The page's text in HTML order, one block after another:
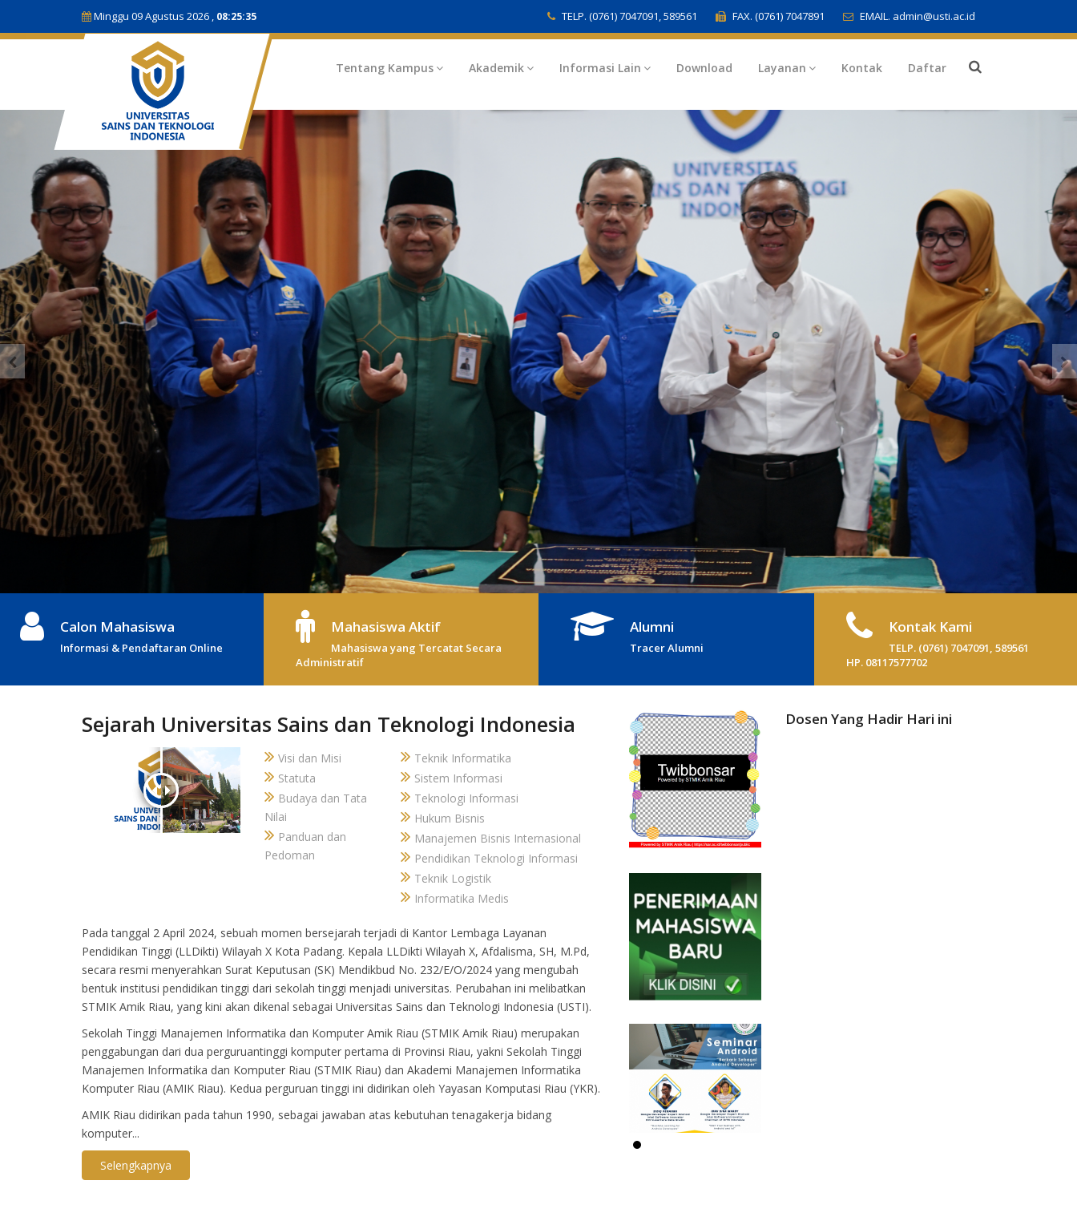
Minggu 09 Agustus 2026 , 08:25:36 TELP. (0761) 7047091, 589561 FAX. (0761) 7047891 EMAIL. admin@usti.ac.id
Tentang Kampus Akademik Informasi Lain Download Layanan Kontak Daftar
Calon Mahasiswa
Informasi & Pendaftaran Online
Mahasiswa Aktif
Mahasiswa yang Tercatat Secara
Administratif
Alumni
Tracer Alumni
Kontak Kami
TELP. (0761) 7047091, 589561
HP. 08117577702
Sejarah Universitas Sains dan Teknologi Indonesia
Visi dan Misi
Statuta
Budaya dan Tata
Nilai
Panduan dan
Pedoman
Teknik Informatika
Sistem Informasi
Teknologi Informasi
Hukum Bisnis
Manajemen Bisnis Internasional
Pendidikan Teknologi Informasi
Teknik Logistik
Informatika Medis
Pada tanggal 2 April 2024, sebuah momen bersejarah terjadi di Kantor Lembaga Layanan
Pendidikan Tinggi (LLDikti) Wilayah X Kota Padang. Kepala LLDikti Wilayah X, Afdalisma, SH, M.Pd,
secara resmi menyerahkan Surat Keputusan (SK) Mendikbud No. 232/E/O/2024 yang mengubah
bentuk institusi pendidikan tinggi dari sekolah tinggi menjadi universitas. Perubahan ini melibatkan
STMIK Amik Riau, yang kini akan dikenal sebagai Universitas Sains dan Teknologi Indonesia (USTI).
Sekolah Tinggi Manajemen Informatika dan Komputer Amik Riau (STMIK Amik Riau) merupakan
penggabungan dari dua perguruantinggi komputer pertama di Provinsi Riau, yakni Sekolah Tinggi
Manajemen Informatika dan Komputer Riau (STMIK Riau) dan Akademi Manajemen Informatika
Komputer Riau (AMIK Riau). Kedua perguruan tinggi ini didirikan oleh Yayasan Komputasi Riau (YKR).
AMIK Riau didirikan pada tahun 1990, sebagai jawaban atas kebutuhan tenagakerja bidang
komputer...
Selengkapnya
Dosen Yang Hadir Hari ini